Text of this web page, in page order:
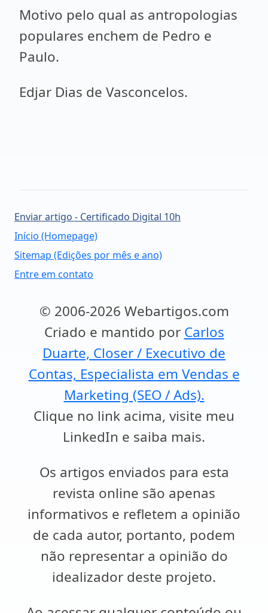
Motivo pelo qual as antropologias
populares enchem de Pedro e
Paulo.
Edjar Dias de Vasconcelos.
Enviar artigo - Certificado Digital 10h
Início (Homepage)
Sitemap (Edições por mês e ano)
Entre em contato
© 2006-2026 Webartigos.com
Criado e mantido por Carlos
Duarte, Closer / Executivo de
Contas, Especialista em Vendas e
Marketing (SEO / Ads).
Clique no link acima, visite meu
LinkedIn e saiba mais.
Os artigos enviados para esta
revista online são apenas
informativos e refletem a opinião
de cada autor, portanto, podem
não representar a opinião do
idealizador deste projeto.